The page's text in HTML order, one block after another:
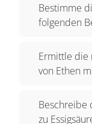
Gesättigte
Alkane sind
Alkine sind
Bestimme
folgenden
Ermittle die
von Ethen
Beschreibe
zu